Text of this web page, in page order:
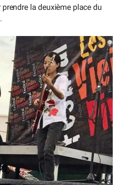
prendre la deuxième place du